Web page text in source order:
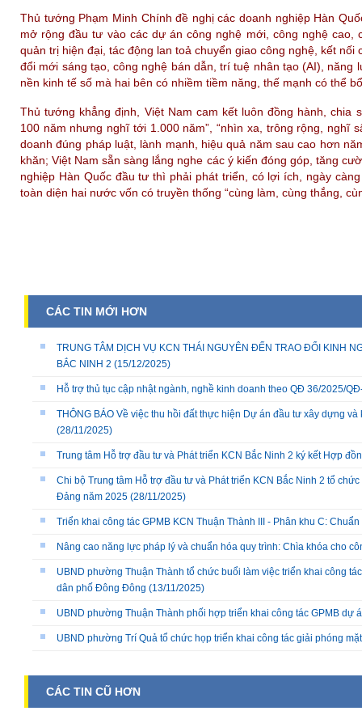
Thủ tướng Phạm Minh Chính đề nghị các doanh nghiệp Hàn
mở rộng đầu tư vào các dự án công nghệ mới, công nghệ
quản trị hiện đại, tác động lan toả chuyển giao công nghệ, kết
đổi mới sáng tạo, công nghệ bán dẫn, trí tuệ nhân tạo (AI),
nền kinh tế số mà hai bên có nhiềm tiềm năng, thế mạnh có thể
Thủ tướng khẳng định, Việt Nam cam kết luôn đồng hành,
100 năm nhưng nghĩ tới 1.000 năm”, “nhìn xa, trông rộng, nghĩ
doanh đúng pháp luật, lành mạnh, hiệu quả năm sau cao hơn
khăn; Việt Nam sẵn sàng lắng nghe các ý kiến đóng góp, tăng
nghiệp Hàn Quốc đầu tư thì phải phát triển, có lợi ích, ngày
toàn diện hai nước vốn có truyền thống “cùng làm, cùng thắng,
CÁC TIN MỚI HƠN
TRUNG TÂM DỊCH VỤ KCN THÁI NGUYÊN ĐẾN TRAO ĐỔI KINH
BẮC NINH 2 (15/12/2025)
Hỗ trợ thủ tục cập nhật ngành, nghề kinh doanh theo QĐ 36/2025/
THÔNG BÁO Về việc thu hồi đất thực hiện Dự án đầu tư xây dựng
(28/11/2025)
Trung tâm Hỗ trợ đầu tư và Phát triển KCN Bắc Ninh 2 ký kết Hợp
Chi bộ Trung tâm Hỗ trợ đầu tư và Phát triển KCN Bắc Ninh 2 tổ
Đảng năm 2025 (28/11/2025)
Triển khai công tác GPMB KCN Thuận Thành III - Phân khu C:
Nâng cao năng lực pháp lý và chuẩn hóa quy trình: Chìa khóa cho
UBND phường Thuận Thành tổ chức buổi làm việc triển khai công
dân phố Đông Đông (13/11/2025)
UBND phường Thuận Thành phối hợp triển khai công tác GPMB dự
UBND phường Trí Quả tổ chức họp triển khai công tác giải phóng
CÁC TIN CŨ HƠN